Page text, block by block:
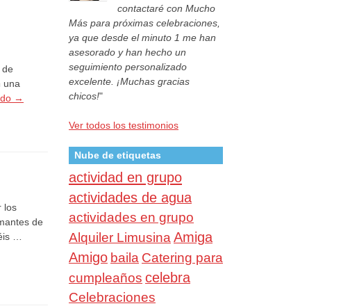
una
→
los
de
…
contactaré con Mucho
Más para próximas celebraciones,
ya que desde el minuto 1 me han
asesorado y han hecho un
seguimiento personalizado
excelente. ¡Muchas gracias
chicos!"
Ver todos los testimonios
Nube de etiquetas
actividad en grupo
actividades de agua
actividades en grupo
Alquiler Limusina Amiga
Amigo baila Catering para
cumpleaños celebra
Celebraciones